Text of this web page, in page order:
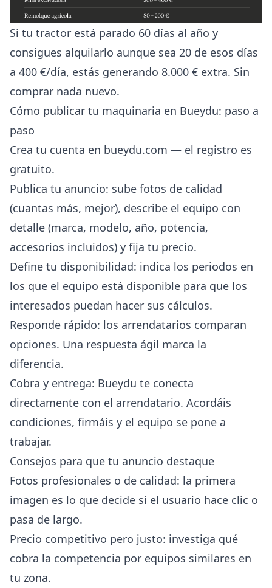
Si tu tractor está parado 60 días al año y
consigues alquilarlo aunque sea 20 de esos días
a 400 €/día, estás generando 8.000 € extra. Sin
comprar nada nuevo.
Cómo publicar tu maquinaria en Bueydu: paso a
paso
Crea tu cuenta en bueydu.com — el registro es
gratuito.
Publica tu anuncio: sube fotos de calidad
(cuantas más, mejor), describe el equipo con
detalle (marca, modelo, año, potencia,
accesorios incluidos) y fija tu precio.
Define tu disponibilidad: indica los periodos en
los que el equipo está disponible para que los
interesados puedan hacer sus cálculos.
Responde rápido: los arrendatarios comparan
opciones. Una respuesta ágil marca la
diferencia.
Cobra y entrega: Bueydu te conecta
directamente con el arrendatario. Acordáis
condiciones, firmáis y el equipo se pone a
trabajar.
Consejos para que tu anuncio destaque
Fotos profesionales o de calidad: la primera
imagen es lo que decide si el usuario hace clic o
pasa de largo.
Precio competitivo pero justo: investiga qué
cobra la competencia por equipos similares en
tu zona.